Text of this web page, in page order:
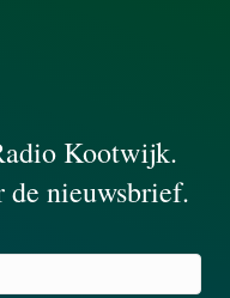
Kootwijk.
de nieuwsbrief.